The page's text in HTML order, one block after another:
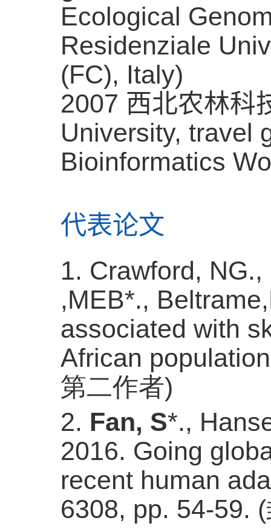
Ecological
Residenziale
(FC), Italy)
2007 西北农林科
University, travel
Bioinformatics
代表论文
1. Crawford,
,MEB*.,
associated with
African
第二作者)
2. Fan, S*.,
2016. Going
recent human
6308, pp. 54-59. (